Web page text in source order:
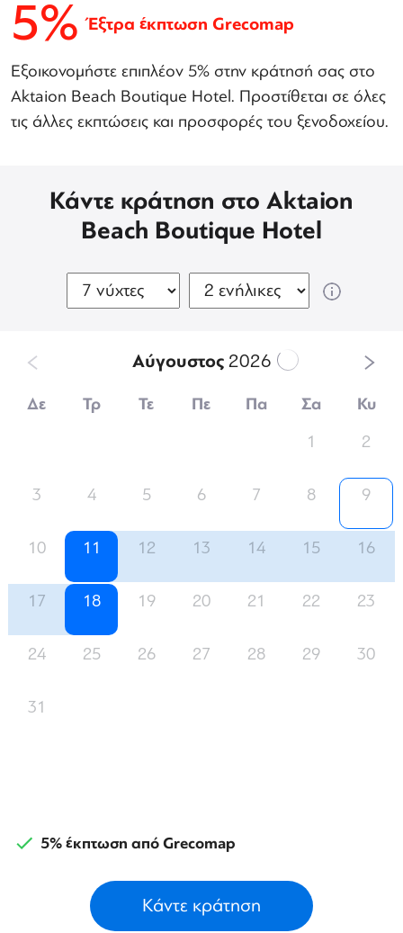
5% Έξτρα έκπτωση Grecomap
Εξοικονομήστε επιπλέον 5% στην κράτησή σας στο
Aktaion Beach Boutique Hotel. Προστίθεται σε όλες
τις άλλες εκπτώσεις και προσφορές του ξενοδοχείου.
Κάντε κράτηση στο Aktaion
Beach Boutique Hotel
Αύγουστος2026
Δε Τρ Τε Πε Πα Σα
Κυ
1
2
3 4 5 6 7 8 9
10 11 12 13 14 15 16
17 18 19 20 21 22 23
24 25 26 27 28 29 30
31
5% έκπτωση από Grecomap
Κάντε κράτηση